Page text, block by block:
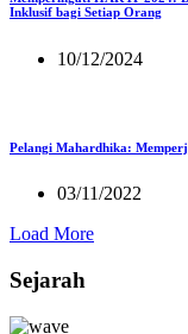
Inklusif bagi Setiap Orang
10/12/2024
Pelangi Mahardhika:
03/11/2022
Load More
Sejarah